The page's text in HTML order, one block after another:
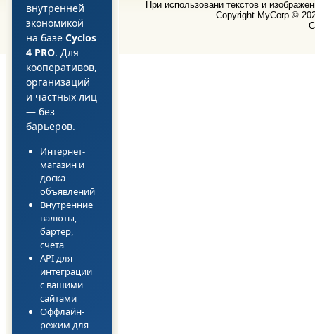
внутренней
экономикой
на базе Cyclos
4 PRO. Для
кооперативов,
организаций
и частных лиц
— без
барьеров.
Интернет-
магазин и
доска
объявлений
Внутренние
валюты,
бартер,
счета
API для
интеграции
с вашими
сайтами
Оффлайн-
режим для
При использовани текстов и
Copyright MyCorp ©